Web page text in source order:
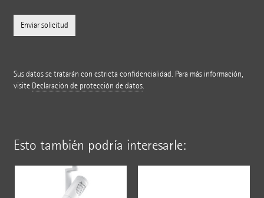
Sus datos se tratarán con estricta confidencialidad. Para más información,
visite Declaración de protección de datos.
Esto también podría interesarle: